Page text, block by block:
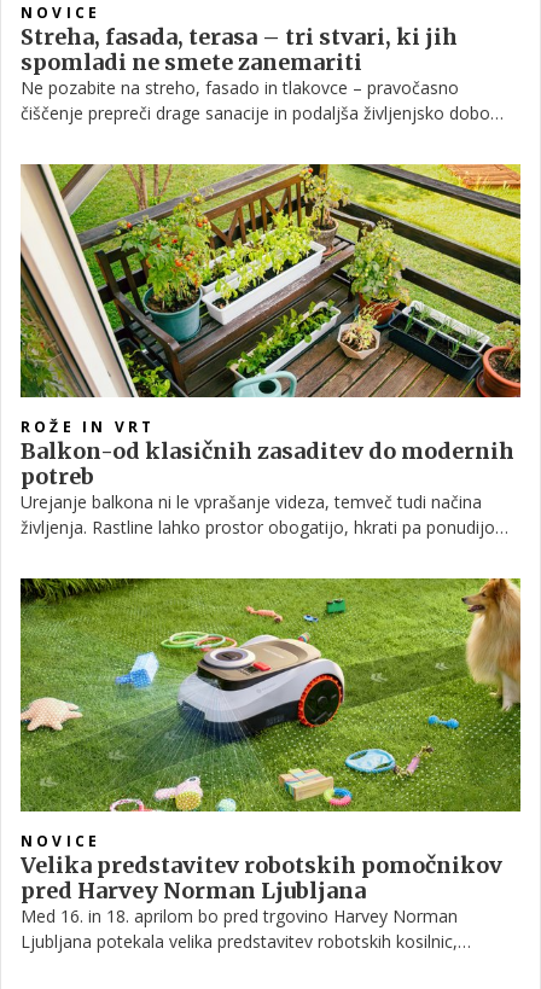
NOVICE
Streha, fasada, terasa – tri stvari, ki jih
spomladi ne smete zanemariti
Ne pozabite na streho, fasado in tlakovce – pravočasno
čiščenje prepreči drage sanacije in podaljša življenjsko dobo
ROŽE IN VRT
Balkon-od klasičnih zasaditev do modernih
potreb
Urejanje balkona ni le vprašanje videza, temveč tudi načina
življenja. Rastline lahko prostor obogatijo, hkrati pa ponudijo
NOVICE
Velika predstavitev robotskih pomočnikov
pred Harvey Norman Ljubljana
Med 16. in 18. aprilom bo pred trgovino Harvey Norman
Ljubljana potekala velika predstavitev robotskih kosilnic,